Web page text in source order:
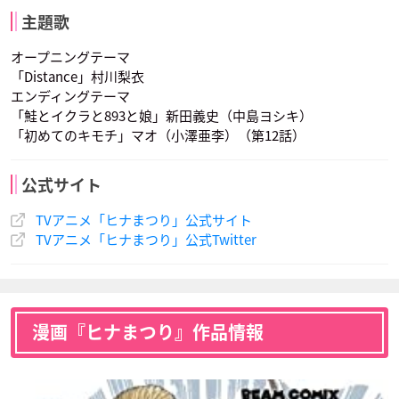
主題歌
オープニングテーマ
「Distance」村川梨衣
エンディングテーマ
「鮭とイクラと893と娘」新田義史（中島ヨシキ）
「初めてのキモチ」マオ（小澤亜李）（第12話）
公式サイト
TVアニメ「ヒナまつり」公式サイト
TVアニメ「ヒナまつり」公式Twitter
漫画『ヒナまつり』作品情報